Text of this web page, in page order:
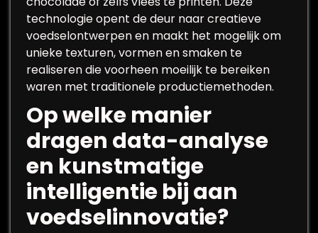
technologie opent de deur naar creatieve
voedselontwerpen en maakt het mogelijk om
unieke texturen, vormen en smaken te
realiseren die voorheen moeilijk te bereiken
waren met traditionele productiemethoden.
Op welke manier
dragen data-analyse
en kunstmatige
intelligentie bij aan
voedselinnovatie?